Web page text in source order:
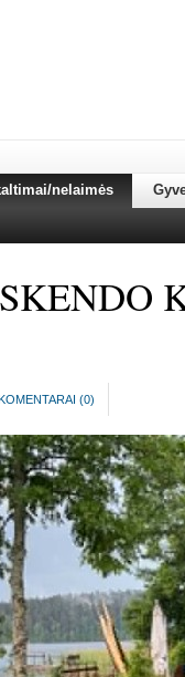
nelaimės
(0)